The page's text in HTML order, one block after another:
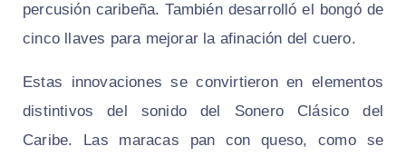
percusión caribeña. También desarrolló el bongó de
cinco llaves para mejorar la afinación del cuero.
Estas innovaciones se convirtieron en elementos
distintivos del sonido del Sonero Clásico del
Caribe. Las maracas pan con queso, como se